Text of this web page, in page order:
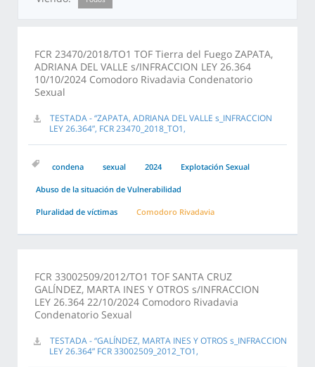
FCR 23470/2018/TO1 TOF Tierra del Fuego ZAPATA,
ADRIANA DEL VALLE s/INFRACCION LEY 26.364
10/10/2024 Comodoro Rivadavia Condenatorio
Sexual
TESTADA - “ZAPATA, ADRIANA DEL VALLE s_INFRACCION
LEY 26.364”, FCR 23470_2018_TO1,
condena sexual 2024 Explotación Sexual
Abuso de la situación de Vulnerabilidad
Pluralidad de víctimas Comodoro Rivadavia
FCR 33002509/2012/TO1 TOF SANTA CRUZ
GALÍNDEZ, MARTA INES Y OTROS s/INFRACCION
LEY 26.364 22/10/2024 Comodoro Rivadavia
Condenatorio Sexual
TESTADA - “GALÍNDEZ, MARTA INES Y OTROS s_INFRACCION
LEY 26.364” FCR 33002509_2012_TO1,